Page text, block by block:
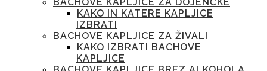
KAKO IN KATERE KAPLJICE
IZBRATI
BACHOVE KAPLJICE ZA ŽIVALI
KAKO IZBRATI BACHOVE
KAPLJICE